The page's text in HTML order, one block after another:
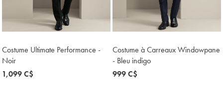
Costume Ultimate Performance -
Noir
now
1,099 C$
Costume à Carreaux Windowpane
- Bleu indigo
now
999 C$